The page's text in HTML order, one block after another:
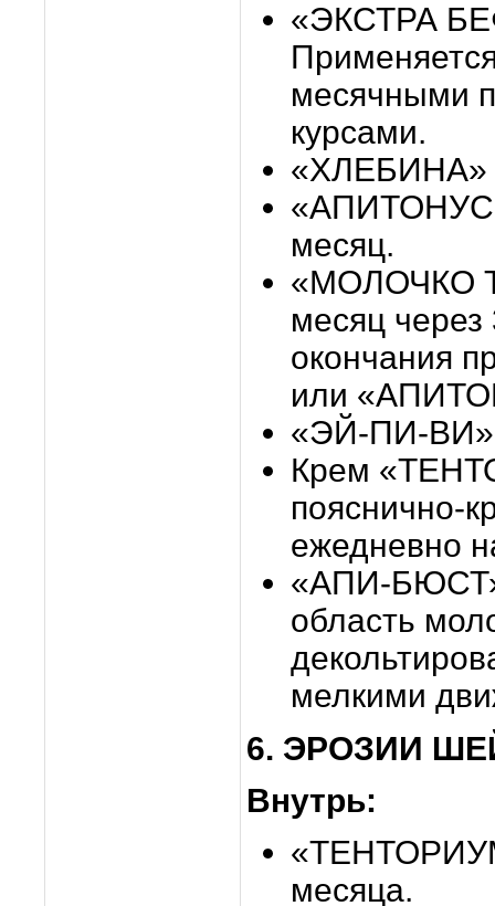
«ЭКСТРА
месячными
курсами.
«ХЛЕБИНА»
месяц.
«МОЛОЧКО
месяц
окончания
или
«ЭЙ-ПИ-ВИ»
Крем
пояснично-
ежедневно
«АПИ-БЮСТ»
область
мелкими
6. ЭРОЗИИ
Внутрь:
месяца.